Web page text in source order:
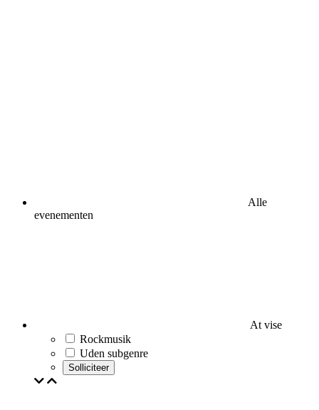
Alle
evenementen
At vise
Rockmusik
Uden subgenre
Solliciteer